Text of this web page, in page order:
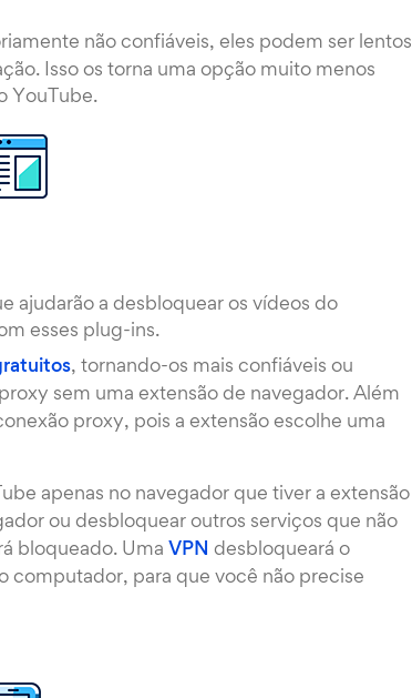
não confiáveis, eles podem ser lentos
Isso os torna uma opção muito menos
YouTube.
ajudarão a desbloquear os vídeos do
esses plug-ins.
, tornando-os mais confiáveis ou
sem uma extensão de navegador. Além
proxy, pois a extensão escolhe uma
apenas no navegador que tiver a extensão
ou desbloquear outros serviços que não
bloqueado. Uma VPN desbloqueará o
computador, para que você não precise